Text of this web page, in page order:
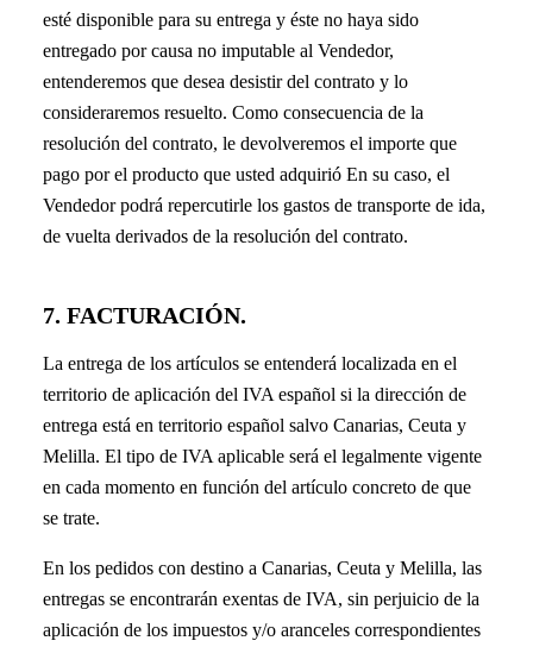
esté disponible para su entrega y éste no haya sido
entregado por causa no imputable al Vendedor,
entenderemos que desea desistir del contrato y lo
consideraremos resuelto. Como consecuencia de la
resolución del contrato, le devolveremos el importe que
pago por el producto que usted adquirió En su caso, el
Vendedor podrá repercutirle los gastos de transporte de ida,
de vuelta derivados de la resolución del contrato.
7. FACTURACIÓN.
La entrega de los artículos se entenderá localizada en el
territorio de aplicación del IVA español si la dirección de
entrega está en territorio español salvo Canarias, Ceuta y
Melilla. El tipo de IVA aplicable será el legalmente vigente
en cada momento en función del artículo concreto de que
se trate.
En los pedidos con destino a Canarias, Ceuta y Melilla, las
entregas se encontrarán exentas de IVA, sin perjuicio de la
aplicación de los impuestos y/o aranceles correspondientes